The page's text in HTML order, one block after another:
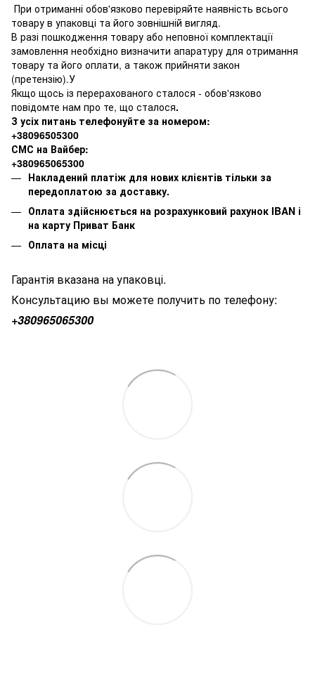
При отриманні обов'язково перевіряйте наявність всього
товару в упаковці та його зовнішній вигляд.
В разі пошкодження товару або неповної комплектації
замовлення необхідно визначити апаратуру для отримання
товару та його оплати, а також прийняти закон
(претензію).У
Якщо щось із перерахованого сталося - обов'язково
повідомте нам про те, що сталося.
З усіх питань телефонуйте за номером:
+38096505300
СМС на Вайбер:
+380965065300
Накладений платіж для нових клієнтів тільки за
передоплатою за доставку.
Оплата здійснюється на розрахунковий рахунок IBAN і
на карту Приват Банк
Оплата на місці
Гарантія вказана на упаковці.
Консультацию вы можете получить по телефону:
+380965065300